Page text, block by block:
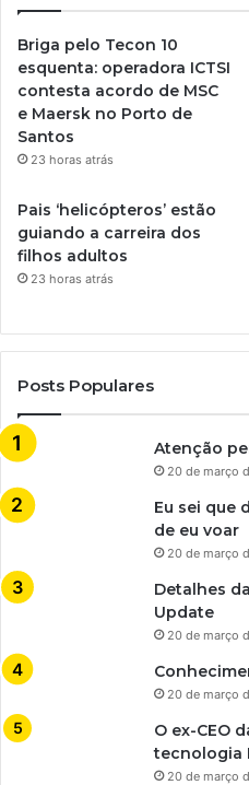
Briga pelo Tecon 10
esquenta: operadora ICTSI
contesta acordo de MSC
e Maersk no Porto de
Santos
23 horas atrás
Pais ‘helicópteros’ estão
guiando a carreira dos
filhos adultos
23 horas atrás
Posts Populares
Atenção
20 de março
Eu sei que
de eu voar
20 de março
Detalhes
Update
20 de março
20 de março
O ex-CEO
tecnologia
20 de março